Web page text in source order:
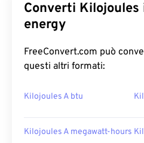
Converti
energy
FreeConvert.com può
questi altri formati:
Kilojoules A btu
Kilojoules A megawatt-hours